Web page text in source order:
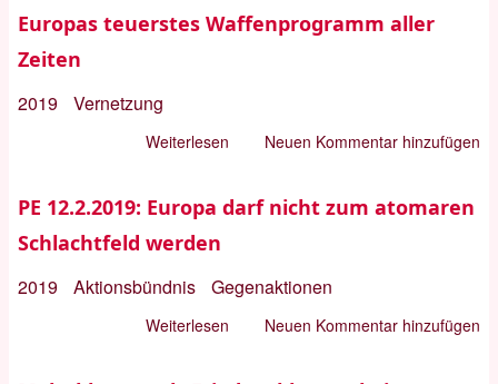
und
sponsert
Kriegskonferenz
Europas teuerstes Waffenprogramm aller
Zeiten
2019 Vernetzung
Weiterlesen
teuerstes
Zeiten
Neuen Kommentar hinzufügen
PE 12.2.2019: Europa darf nicht zum atomaren
Schlachtfeld werden
2019 Aktionsbündnis Gegenaktionen
Weiterlesen Neuen Kommentar hinzufügen